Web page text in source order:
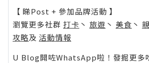
【 睇Post + 參加品牌活動 】
瀏覽更多社群 打卡 丶 旅遊 丶 美食 丶
攻略及 活動情報
U Blog開咗WhatsApp啦！發掘更多